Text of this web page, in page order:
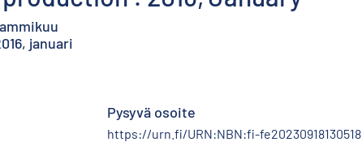
januari
Pysyvä osoite
https://urn.fi/URN:NBN:fi-fe20230918130518